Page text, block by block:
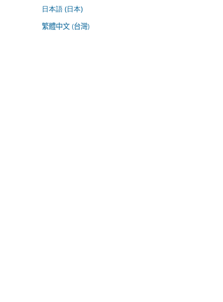
日本語 (日本)
繁體中文 (台灣)